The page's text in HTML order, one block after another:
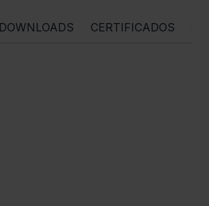
CERTIFICADOS
DOWNLOADS